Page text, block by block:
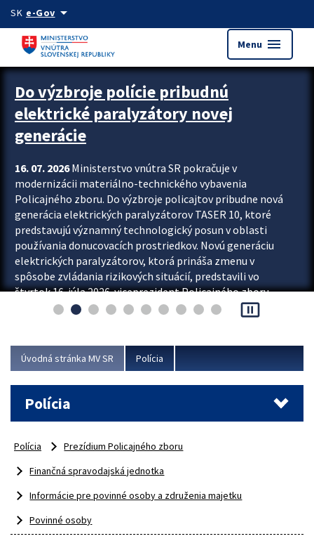
Preskocit na hlavný obsah
SK e-Govarrow_drop_down
Menu menu
Zastavit automatický posun upútavok
Do výzbroje polície pribudnú
elektrické paralyzátory novej
generácie
16. 07. 2026Ministerstvo vnútra SR pokračuje v
modernizácii materiálno-technického vybavenia
Policajného zboru. Do výzbroje policajtov pribudne nová
generácia elektrických paralyzátorov TASER 10, ktoré
predstavujú významný technologický posun v oblasti
používania donucovacích prostriedkov. Novú generáciu
elektrických paralyzátorov, ktorá prináša zmenu v
spôsobe zvládania rizikových situácií, predstavili vo
štvrtok 16. júla 2026 viceprezident Policajného zboru
Rastislav Polakovič a riaditeľ odboru výcviku...
pause_presentation
Úvodná stránka MV SR Polícia
Polícia
Polícia
Prezídium Policajného zboru
Finančná spravodajská jednotka
Informácie pre povinné osoby a združenia majetku
Povinné osoby